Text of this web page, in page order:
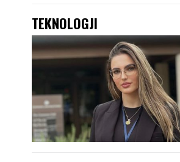
TEKNOLOGJI